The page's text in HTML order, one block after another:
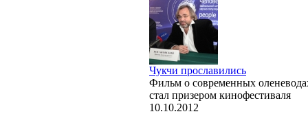
Чукчи прославились
Фильм о современных
стал призером кинофестиваля
10.10.2012